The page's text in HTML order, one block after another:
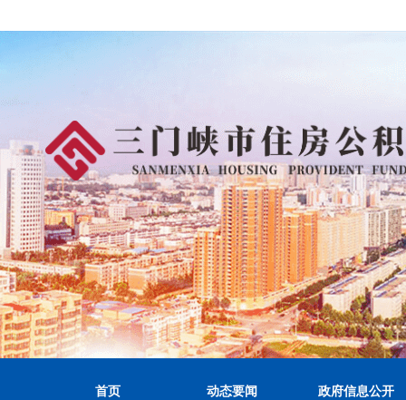
首页 动态要闻 政府信息公开